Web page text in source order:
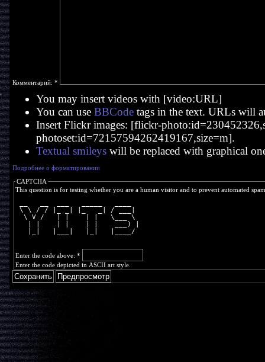
Комментарий: *
You may insert videos with [video:URL]
You can use BBCodetags in the text. URLs will
Insert Flickr images: [flickr-
photoset:id=72157594262419167,size=m].
Textual smileyswill be replaced with graphical
Подробнее о форматировании
CAPTCHA
This question is for testing whether you are a human visitor and to prevent automated
\ \ / / |_ _| |_   _| / ___|
  \ V /   | |    | |   \___ \
   | |    | |    | |    ___) |
   |_|   |___|   |_|   |____/
Enter the code above: *
Enter the code depicted in ASCII art style.